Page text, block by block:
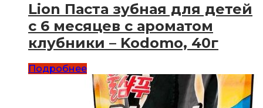
Lion Паста зубная для детей
с 6 месяцев с ароматом
клубники – Kodomo, 40г
Подробнее